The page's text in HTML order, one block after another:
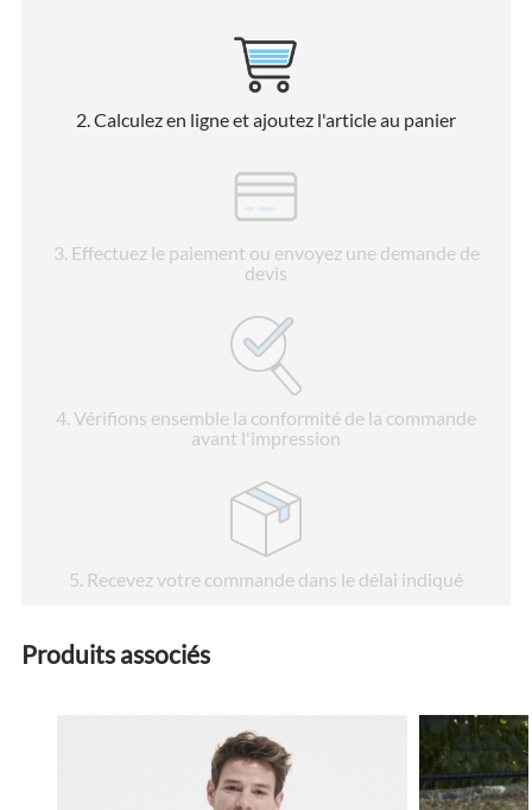
2. Calculez en ligne et ajoutez l'article au panier
3 . Effectuez le paiement ou envoyez une demande de
devis
4. Vérifions ensemble la conformité de la commande
avant l'impression
5 . Recevez votre commande dans le délai indiqué
Produits associés